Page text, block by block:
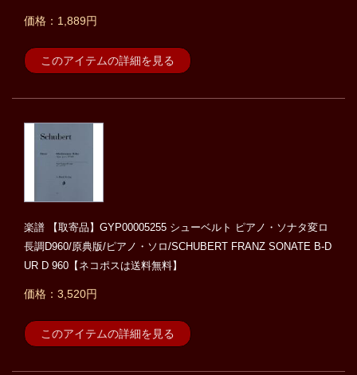
価格：1,889円
このアイテムの詳細を見る
楽譜 【取寄品】GYP00005255 シューベルト ピアノ・ソナタ変ロ
長調D960/原典版/ピアノ・ソロ/SCHUBERT FRANZ SONATE B-D
UR D 960【ネコポスは送料無料】
価格：3,520円
このアイテムの詳細を見る